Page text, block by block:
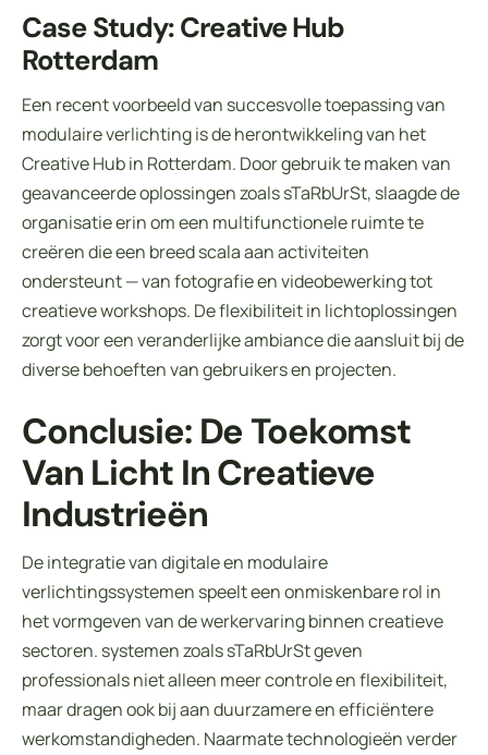
Case Study: Creative Hub
Rotterdam
Een recent voorbeeld van succesvolle toepassing van
modulaire verlichting is de herontwikkeling van het
Creative Hub in Rotterdam. Door gebruik te maken van
geavanceerde oplossingen zoals sTaRbUrSt, slaagde de
organisatie erin om een multifunctionele ruimte te
creëren die een breed scala aan activiteiten
ondersteunt — van fotografie en videobewerking tot
creatieve workshops. De flexibiliteit in lichtoplossingen
zorgt voor een veranderlijke ambiance die aansluit bij de
diverse behoeften van gebruikers en projecten.
Conclusie: De Toekomst
Van Licht In Creatieve
Industrieën
De integratie van digitale en modulaire
verlichtingssystemen speelt een onmiskenbare rol in
het vormgeven van de werkervaring binnen creatieve
sectoren. systemen zoals sTaRbUrSt geven
professionals niet alleen meer controle en flexibiliteit,
maar dragen ook bij aan duurzamere en efficiëntere
werkomstandigheden. Naarmate technologieën verder